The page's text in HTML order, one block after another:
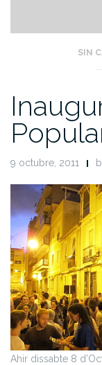
SIN
9 octubre, 2011
Ahir dissabte 8